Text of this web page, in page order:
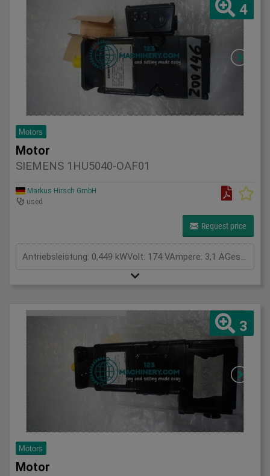
4
Motors
Motor
SIEMENS 1HU5040-OAF01
Markus Hirsch GmbH
used
Request price
Antriebsleistung: 0,449 kWVolt: 174 VAmpere: 3,1 AGesamtleistungsbedarf: kWMaschinengewicht ca.: tRaumbedarf ca.: m
3
Motors
Motor